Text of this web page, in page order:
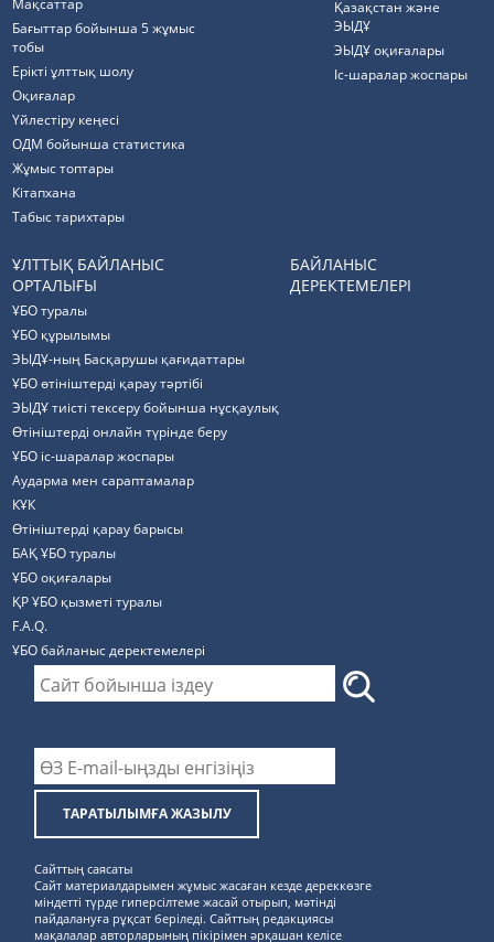
Мақсаттар
Бағыттар бойынша 5 жұмыс
тобы
Ерікті ұлттық шолу
Оқиғалар
Үйлестіру кеңесі
ОДМ бойынша статистика
Жұмыс топтары
Кітапхана
Табыс тарихтары
Қазақстан және
ЭЫДҰ
ЭЫДҰ оқиғалары
Іс-шаралар жоспары
ҰЛТТЫҚ БАЙЛАНЫС
ОРТАЛЫҒЫ
ҰБО туралы
ҰБО құрылымы
ЭЫДҰ-ның Басқарушы қағидаттары
ҰБО өтініштерді қарау тәртібі
ЭЫДҰ тиісті тексеру бойынша нұсқаулық
Өтініштерді онлайн түрінде беру
ҰБО іс-шаралар жоспары
Аударма мен сараптамалар
КҰК
Өтініштерді қарау барысы
БАҚ ҰБО туралы
ҰБО оқиғалары
ҚР ҰБО қызметі туралы
F.A.Q.
ҰБО байланыс деректемелерi
БАЙЛАНЫС
ДЕРЕКТЕМЕЛЕРІ
ТАРАТЫЛЫМҒА ЖАЗЫЛУ
Сайттың саясаты
Сайт материалдарымен жұмыс жасаған кезде дереккөзге
міндетті түрде гиперсілтеме жасай отырып, мәтінді
пайдалануға рұқсат беріледі. Сайттың редакциясы
мақалалар авторларының пікірімен әрқашан келісе